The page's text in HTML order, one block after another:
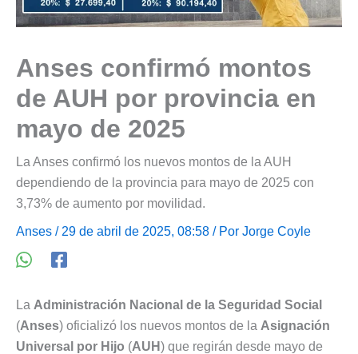
Anses confirmó montos
de AUH por provincia en
mayo de 2025
La Anses confirmó los nuevos montos de la AUH
dependiendo de la provincia para mayo de 2025 con
3,73% de aumento por movilidad.
Anses / 29 de abril de 2025, 08:58 / Por Jorge Coyle
La Administración Nacional de la Seguridad Social
(Anses) oficializó los nuevos montos de la Asignación
Universal por Hijo (AUH ) que regirán desde mayo de